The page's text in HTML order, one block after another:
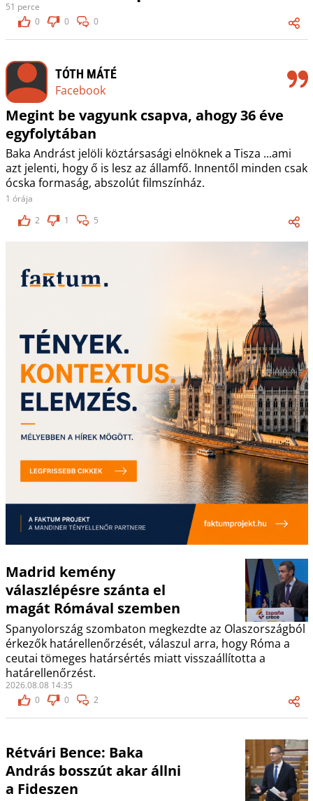
51 perce
0
0 0
TÓTH MÁTÉ
Facebook
Megint be vagyunk csapva, ahogy 36 éve
egyfolytában
Baka Andrást jelöli köztársasági elnöknek a Tisza ...ami
azt jelenti, hogy ő is lesz az államfő. Innentől minden csak
ócska formaság, abszolút filmszínház.
1 órája
2
1 5
Madrid kemény
válaszlépésre szánta el
magát Rómával szemben
Spanyolország szombaton megkezdte az Olaszországból
érkezők határellenőrzését, válaszul arra, hogy Róma a
ceutai tömeges határsértés miatt visszaállította a
határellenőrzést.
2026.08.08 14:35
0
0 2
Rétvári Bence: Baka
András bosszút akar állni
a Fideszen